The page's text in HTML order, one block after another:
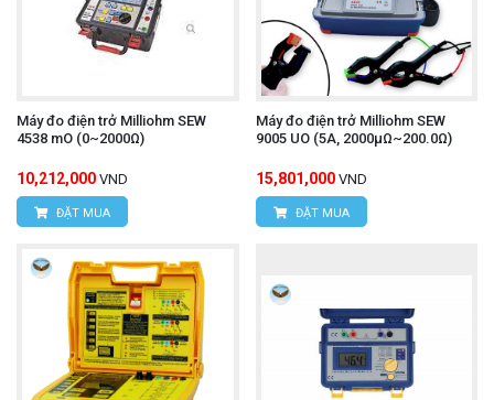
Máy đo điện trở Milliohm SEW
4538 mO (0~2000Ω)
10,212,000 VND
ĐẶT MUA
Máy đo điện trở Milliohm SEW
9005 UO (5A, 2000μΩ~200.0Ω)
15,801,000 VND
ĐẶT MUA